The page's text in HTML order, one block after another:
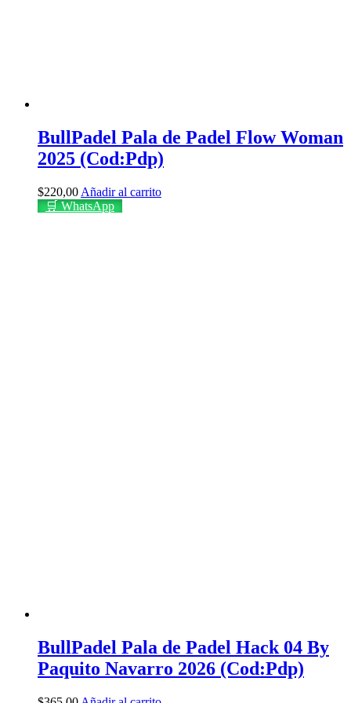
BullPadel Pala de Padel Flow Woman
2025 (Cod:Pdp)
$220,00 Añadir al carrito
🛒 WhatsApp
BullPadel Pala de Padel Hack 04 By
Paquito Navarro 2026 (Cod:Pdp)